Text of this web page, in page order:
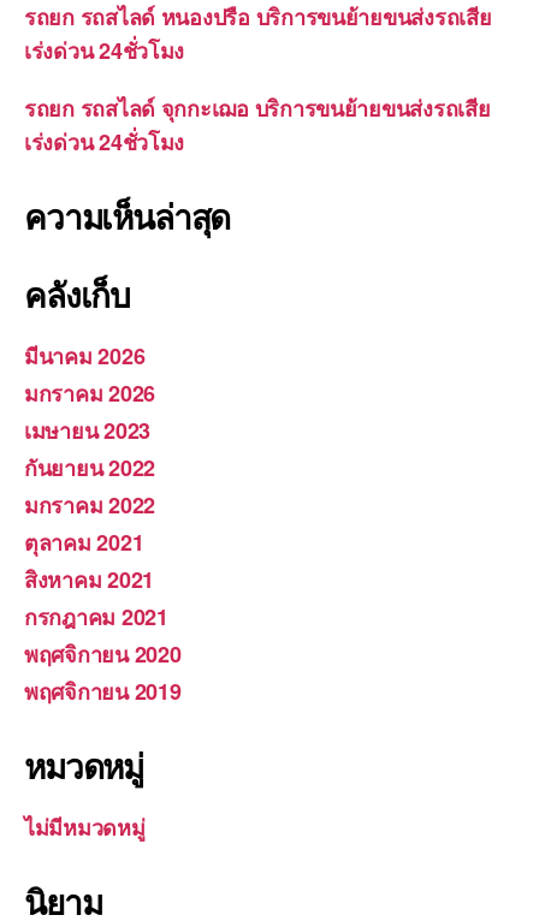
รถยก รถสไลด์ หนองปรือ บริการขนย้ายขนส่งรถเสีย
เร่งด่วน 24ชั่วโมง
รถยก รถสไลด์ จุกกะเฌอ บริการขนย้ายขนส่งรถเสีย
เร่งด่วน 24ชั่วโมง
ความเห็นล่าสุด
คลังเก็บ
มีนาคม 2026
มกราคม 2026
เมษายน 2023
กันยายน 2022
มกราคม 2022
ตุลาคม 2021
สิงหาคม 2021
กรกฎาคม 2021
พฤศจิกายน 2020
พฤศจิกายน 2019
หมวดหมู่
ไม่มีหมวดหมู่
นิยาม